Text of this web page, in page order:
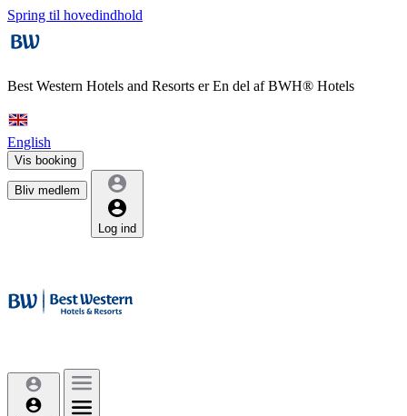
Spring til hovedindhold
Best Western Hotels and Resorts erEn del af BWH® Hotels
English
Vis booking
Bliv medlem
Log ind